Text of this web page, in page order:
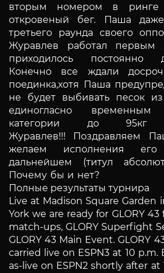
вторым номером в ринге
откровеный бег. Паша
третьего раунда своего
Журавлев работал
приходилось постоянно
Конечно все ждали
поединка,хотя Паша
не будет выбивать песок
единогласно
категории до 95кг
Журавлев!!! Поздравляем
желаем исполнения
дальнейшем (титул
Почему бы и нет?
Полные результаты турнира
Live at Madison Square Garden
York we are ready for GLORY 43
match-ups, GLORY Superfight
GLORY 43 Main Event.GLORY
carried live on ESPN3 at 10 p.m.
as-live on ESPN2 shortly after at